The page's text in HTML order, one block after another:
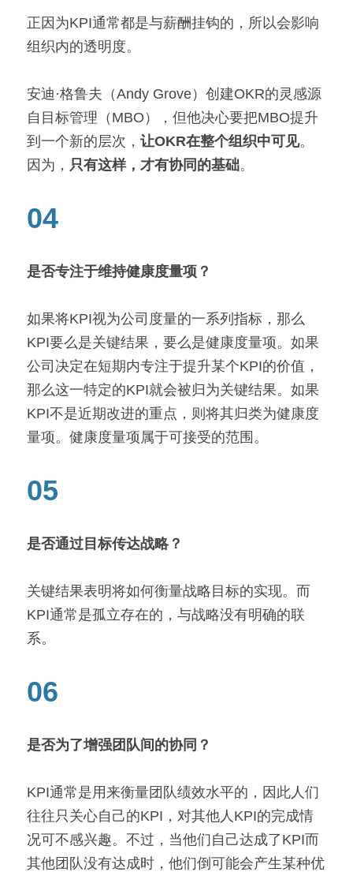
正因为KPI通常都是与薪酬挂钩的，所以会影响
组织内的透明度。
安迪·格鲁夫（Andy Grove）创建OKR的灵感源
自目标管理（MBO），但他决心要把MBO提升
到一个新的层次， 让OKR在整个组织中可见。
因为， 只有这样，才有协同的基础。
04
是否专注于维持健康度量项？
如果将KPI视为公司度量的一系列指标，那么
KPI要么是关键结果，要么是健康度量项。如果
公司决定在短期内专注于提升某个KPI的价值，
那么这一特定的KPI就会被归为关键结果。如果
KPI不是近期改进的重点，则将其归类为健康度
量项。健康度量项属于可接受的范围。
05
是否通过目标传达战略？
关键结果表明将如何衡量战略目标的实现。而
KPI通常是孤立存在的，与战略没有明确的联
系。
06
是否为了增强团队间的协同？
KPI通常是用来衡量团队绩效水平的，因此人们
往往只关心自己的KPI，对其他人KPI的完成情
况可不感兴趣。不过，当他们自己达成了KPI而
其他团队没有达成时，他们倒可能会产生某种优